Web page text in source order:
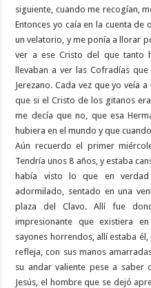
siguiente, cuando me recogían,
Entonces yo caía en la cuenta
un velatorio, y me ponía a llorar
ver a ese Cristo del que tanto
llevaban a ver las Cofradías
Jerezano. Cada vez que yo veía
que si el Cristo de los gitanos
me decía que no, que esa
hubiera en el mundo y que
Aún recuerdo el primer
Tendría unos 8 años, y estaba
había visto lo que en
adormilado, sentado en una
plaza del Clavo. Allí fue
impresionante que existiera
sayones horrendos, allí estaba
refleja, con sus manos
su andar valiente pese a saber
Jesús, el hombre que se dejó